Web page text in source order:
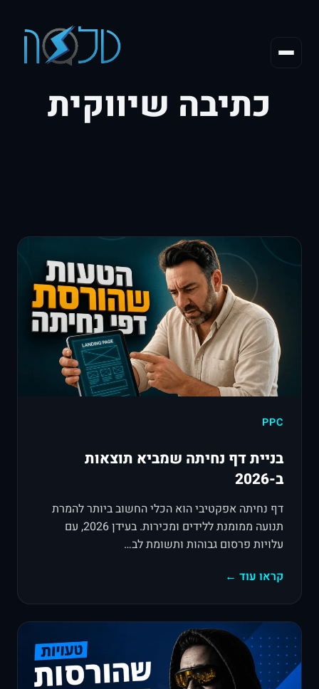
כתיבה שיווקית
PPC
בניית דף נחיתה שמביא תוצאות
ב-2026
דף נחיתה אפקטיבי הוא הכלי החשוב ביותר להמרת
תנועה ממומנת ללידים ומכירות. בעידן 2026, עם
עלויות פרסום גבוהות ותשומת לב…
קראו עוד ←